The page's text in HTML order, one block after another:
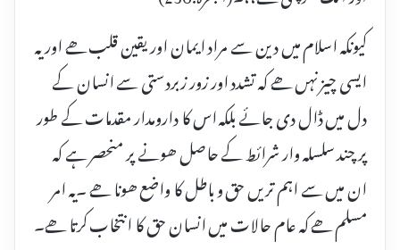
کیونکہ اسلام میں دین سے مراد ایمان اور یقین قلب ھے اور یہ
ایسی چیز نہں ھے کہ تشدد اور زور زبردستی سے انسان کے
دل میں ڈال دی جائے بلکہ اس کا دارومدار مقدمات کے طور
پر چند سلسلہ وار شرائط کے حاصل ھونے پر منحصر ہے کہ
ان میں سے اہم تریں حق و باطل کا واضع ھونا ھے ۔یہ امر
مسلم ھے کہ عام حالات میں انسان حق کا انتخاب کرتا ھے۔